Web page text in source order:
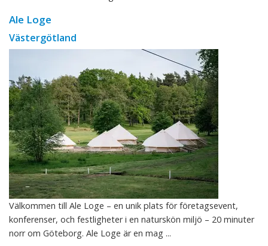
Ale Loge
Västergötland
Välkommen till Ale Loge – en unik plats för företagsevent,
konferenser, och festligheter i en naturskön miljö – 20 minuter
norr om Göteborg. Ale Loge är en mag ...